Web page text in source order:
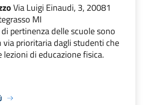
Via Luigi Einaudi, 3, 20081
MI
pertinenza delle scuole sono
via prioritaria dagli studenti che
lezioni di educazione fisica.